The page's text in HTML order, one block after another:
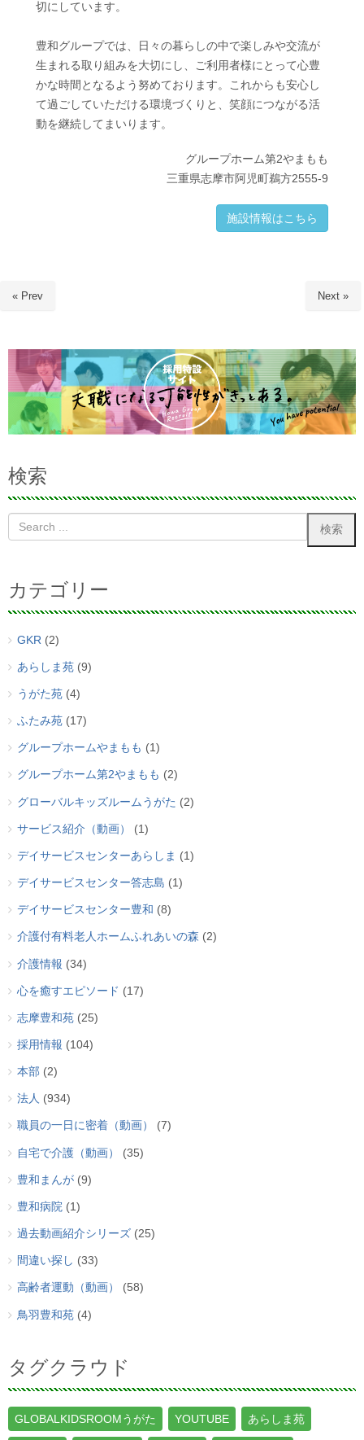
切にしています。
豊和グループでは、日々の暮らしの中で楽しみや交流が
生まれる取り組みを大切にし、ご利用者様にとって心豊
かな時間となるよう努めております。これからも安心し
て過ごしていただける環境づくりと、笑顔につながる活
動を継続してまいります。
グループホーム第2やまもも
三重県志摩市阿児町鵜方2555-9
施設情報はこちら
« Prev Next »
検索
カテゴリー
GKR (2)
あらしま苑 (9)
うがた苑 (4)
ふたみ苑 (17)
グループホームやまもも (1)
グループホーム第2やまもも (2)
グローバルキッズルームうがた (2)
サービス紹介（動画） (1)
デイサービスセンターあらしま (1)
デイサービスセンター答志島 (1)
デイサービスセンター豊和 (8)
介護付有料老人ホームふれあいの森 (2)
介護情報 (34)
心を癒すエピソード (17)
志摩豊和苑 (25)
採用情報 (104)
本部 (2)
法人 (934)
職員の一日に密着（動画） (7)
自宅で介護（動画） (35)
豊和まんが (9)
豊和病院 (1)
過去動画紹介シリーズ (25)
間違い探し (33)
高齢者運動（動画） (58)
鳥羽豊和苑 (4)
タグクラウド
GLOBALKIDSROOMうがた YOUTUBE あらしま苑